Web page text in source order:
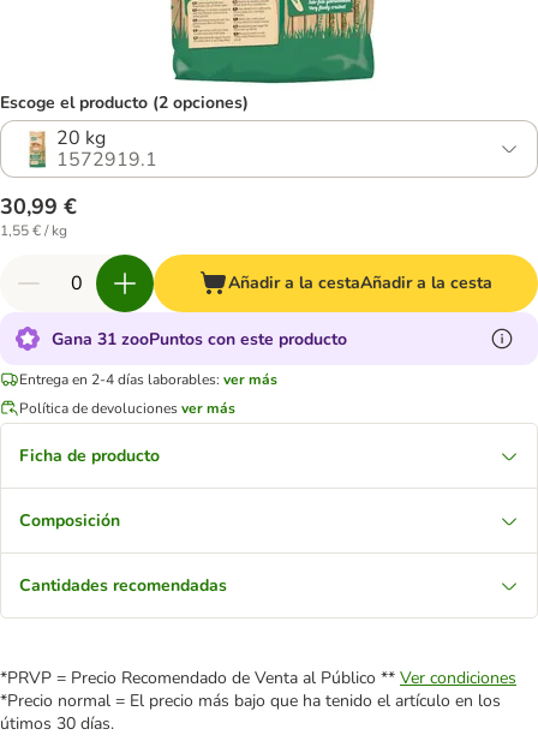
Escoge el producto (2 opciones)
20 kg
1572919.1
30,99 €
1,55 € / kg
Añadir a la cestaAñadir a la cesta
Gana 31 zooPuntos con este producto
Entrega en 2-4 días laborables: ver más
Política de devolucionesver más
Ficha de producto
Composición
Cantidades recomendadas
*PRVP = Precio Recomendado de Venta al Público ** Ver condiciones
*Precio normal = El precio más bajo que ha tenido el artículo en los
útimos 30 días.